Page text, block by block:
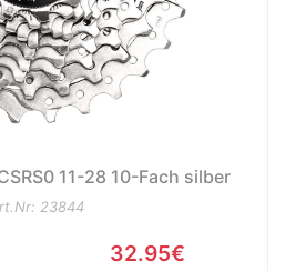
11-28 10-Fach silber
23844
32.95€